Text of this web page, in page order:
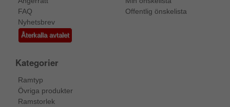
FAQ
Nyhetsbrev
Återkalla avtalet
Offentlig önskelista
Kategorier
Ramtyp
Övriga produkter
Ramstorlek